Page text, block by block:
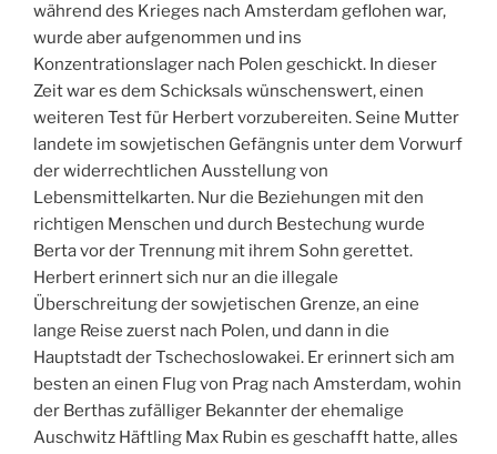
während des Krieges nach Amsterdam geflohen war,
wurde aber aufgenommen und ins
Konzentrationslager nach Polen geschickt. In dieser
Zeit war es dem Schicksals wünschenswert, einen
weiteren Test für Herbert vorzubereiten. Seine Mutter
landete im sowjetischen Gefängnis unter dem Vorwurf
der widerrechtlichen Ausstellung von
Lebensmittelkarten. Nur die Beziehungen mit den
richtigen Menschen und durch Bestechung wurde
Berta vor der Trennung mit ihrem Sohn gerettet.
Herbert erinnert sich nur an die illegale
Überschreitung der sowjetischen Grenze, an eine
lange Reise zuerst nach Polen, und dann in die
Hauptstadt der Tschechoslowakei. Er erinnert sich am
besten an einen Flug von Prag nach Amsterdam, wohin
der Berthas zufälliger Bekannter der ehemalige
Auschwitz Häftling Max Rubin es geschafft hatte, alles